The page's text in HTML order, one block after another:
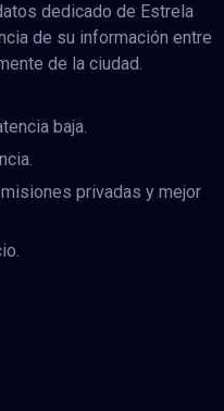
dedicado de Estrela
de su información entre
de la ciudad.
baja.
privadas y mejor